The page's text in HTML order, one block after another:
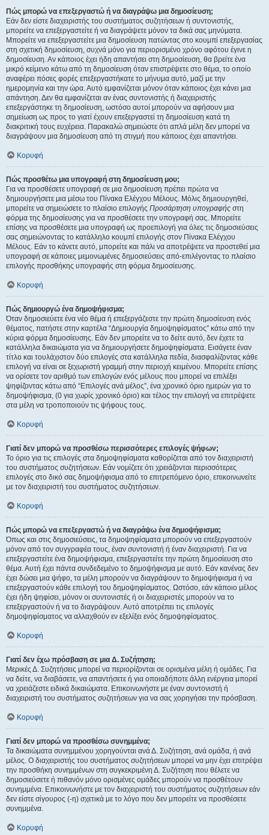
Πώς μπορώ να επεξεργαστώ ή να διαγράψω μια δημοσίευση;
Εάν δεν είστε διαχειριστής του συστήματος συζητήσεων ή συντονιστής,
μπορείτε να επεξεργαστείτε ή να διαγράψετε μόνον τα δικά σας μηνύματα.
Μπορείτε να επεξεργαστείτε μια δημοσίευση πατώντας στο κουμπί επεξεργασίας
στη σχετική δημοσίευση, συχνά μόνο για περιορισμένο χρόνο αφότου έγινε η
δημοσίευση. Αν κάποιος έχει ήδη απαντήσει στη δημοσίευση, θα βρείτε ένα
μικρό κείμενο κάτω από τη δημοσίευση όταν επιστρέψετε στο θέμα, το οποίο
αναφέρει πόσες φορές επεξεργαστήκατε το μήνυμα αυτό, μαζί με την
ημερομηνία και την ώρα. Αυτό εμφανίζεται μόνον όταν κάποιος έχει κάνει μια
απάντηση. Δεν θα εμφανίζεται αν ένας συντονιστής ή διαχειριστής
επεξεργάστηκε τη δημοσίευση, ωστόσο αυτοί μπορούν να αφήσουν μια
σημείωση ως προς το γιατί έχουν επεξεργαστεί τη δημοσίευση κατά τη
διακριτική τους ευχέρεια. Παρακαλώ σημειώστε ότι απλά μέλη δεν μπορεί να
διαγράψουν μια δημοσίευση από τη στιγμή που κάποιος έχει απαντήσει.
Κορυφή
Πώς προσθέτω μια υπογραφή στη δημοσίευση μου;
Για να προσθέσετε υπογραφή σε μια δημοσίευση πρέπει πρώτα να
δημιουργήσετε μια μέσω του Πίνακα Ελέγχου Μέλους. Μόλις δημιουργηθεί,
μπορείτε να σημειώσετε το πλαίσιο επιλογής Προσάρτηση υπογραφής στη
φόρμα της δημοσίευσης για να προσθέσετε την υπογραφή σας. Μπορείτε
επίσης να προσθέσετε μια υπογραφή ως προεπιλογή για όλες τις δημοσιεύσεις
σας σημειώνοντας το κατάλληλο κουμπί επιλογής στον Πίνακα Ελέγχου
Μέλους. Εάν το κάνετε αυτό, μπορείτε και πάλι να αποτρέψετε να προστεθεί μια
υπογραφή σε κάποιες μεμονωμένες δημοσιεύσεις από-επιλέγοντας το πλαίσιο
επιλογής προσθήκης υπογραφής στη φόρμα δημοσίευσης.
Κορυφή
Πώς δημιουργώ ένα δημοψήφισμα;
Όταν δημοσιεύετε ένα νέο θέμα ή επεξεργάζεστε την πρώτη δημοσίευση ενός
θέματος, πατήστε στην καρτέλα “Δημιουργία δημοψηφίσματος” κάτω από την
κύρια φόρμα δημοσίευσης. Εάν δεν μπορείτε να το δείτε αυτό, δεν έχετε τα
κατάλληλα δικαιώματα για να δημιουργήσετε δημοψηφίσματα. Εισάγετε έναν
τίτλο και τουλάχιστον δύο επιλογές στα κατάλληλα πεδία, διασφαλίζοντας κάθε
επιλογή να είναι σε ξεχωριστή γραμμή στην περιοχή κειμένου. Μπορείτε επίσης
να ορίσετε τον αριθμό των επιλογών ενός μέλους που μπορεί να επιλέξει
ψηφίζοντας κάτω από “Επιλογές ανά μέλος”, ένα χρονικό όριο ημερών για το
δημοψήφισμα, (0 για χωρίς χρονικό όριο) και τέλος την επιλογή να επιτρέψετε
στα μέλη να τροποποιούν τις ψήφους τους.
Κορυφή
Γιατί δεν μπορώ να προσθέσω περισσότερες επιλογές ψήφων;
Το όριο για τις επιλογές στα δημοψηφίσματα καθορίζεται από τον διαχειριστή
του συστήματος συζητήσεων. Εάν νομίζετε ότι χρειάζονται περισσότερες
επιλογές στο δικό σας δημοψήφισμα από το επιτρεπόμενο όριο, επικοινωνείτε
με τον διαχειριστή του συστήματος συζητήσεων.
Κορυφή
Πώς μπορώ να επεξεργαστώ ή να διαγράψω ένα δημοψήφισμα;
Όπως και στις δημοσιεύσεις, τα δημοψηφίσματα μπορούν να επεξεργαστούν
μόνον από τον συγγραφέα τους, έναν συντονιστή ή έναν διαχειριστή. Για να
επεξεργαστείτε ένα δημοψήφισμα, επεξεργαστείτε την πρώτη δημοσίευση στο
θέμα. Αυτή έχει πάντα συνδεδεμένο το δημοψήφισμα με αυτό. Εάν κανένας δεν
έχει δώσει μια ψήφο, τα μέλη μπορούν να διαγράψουν το δημοψήφισμα ή να
επεξεργαστούν κάθε επιλογή του δημοψηφίσματος. Ωστόσο, εάν κάποιο μέλος
έχει ήδη ψηφίσει, μόνον οι συντονιστές ή οι διαχειριστές μπορούν να το
επεξεργαστούν ή να το διαγράψουν. Αυτό αποτρέπει τις επιλογές
δημοψηφίσματος να αλλαχθούν εν εξελίξει ενός δημοψηφίσματος.
Κορυφή
Γιατί δεν έχω πρόσβαση σε μια Δ. Συζήτηση;
Μερικές Δ. Συζητήσεις μπορεί να περιορίζονται σε ορισμένα μέλη ή ομάδες. Για
να δείτε, να διαβάσετε, να απαντήσετε ή για οποιαδήποτε άλλη ενέργεια μπορεί
να χρειάζεστε ειδικά δικαιώματα. Επικοινωνήστε με έναν συντονιστή ή
διαχειριστή του συστήματος συζητήσεων για να σας χορηγήσει την πρόσβαση.
Κορυφή
Γιατί δεν μπορώ να προσθέσω συνημμένα;
Τα δικαιώματα συνημμένου χορηγούνται ανά Δ. Συζήτηση, ανά ομάδα, ή ανά
μέλος. Ο διαχειριστής του συστήματος συζητήσεων μπορεί να μην έχει επιτρέψει
την προσθήκη συνημμένων στη συγκεκριμένη Δ. Συζήτηση που θέλετε να
δημοσιεύσετε ή πιθανόν μόνο ορισμένες ομάδες μπορούν να προσθέτουν
συνημμένα. Επικοινωνήστε με τον διαχειριστή του συστήματος συζητήσεων εάν
δεν είστε σίγουρος (-η) σχετικά με το λόγο που δεν μπορείτε να προσθέσετε
συνημμένα.
Κορυφή